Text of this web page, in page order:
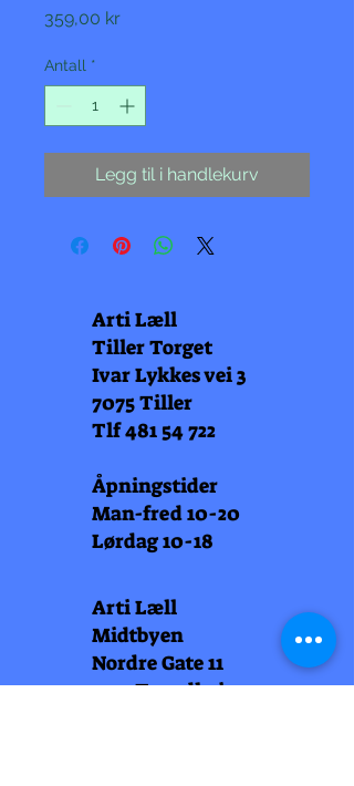
359,00 krPris
Antall *
Legg til i handlekurv
Arti Læll
Tiller Torget
Ivar Lykkes vei 3
7075 Tiller
Tlf481 54 722
Åpningstider
Man-fred 10-20
Lørdag 10-18
Arti Læll
Midtbyen
Nordre Gate 11
7011 Trondheim